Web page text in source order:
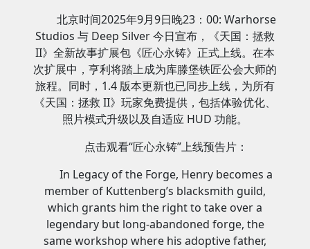
北京时间2025年9月9日晚23：00: Warhorse
Studios 与 Deep Silver 今日宣布，《天国：拯救
II》全新故事扩展包《匠心永铸》正式上线。在本
次扩展中，亨利将踏上成为库滕堡铁匠公会大师的
旅程。同时，1.4 版本更新也已同步上线，为所有
《天国：拯救 II》玩家免费提供，包括体验优化、
照片模式升级以及自适应 HUD 功能。
点击观看“匠心永铸”上线预告片：
In Legacy of the Forge, Henry becomes a
member of Kuttenberg’s blacksmith guild,
which grants him the right to take over a
legendary but long-abandoned forge, the
same workshop where his adoptive father,